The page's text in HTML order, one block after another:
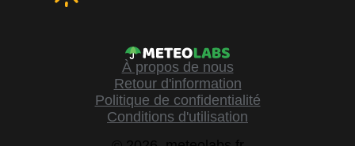
À propos de nous
Retour d'information
Politique de confidentialité
Conditions d'utilisation